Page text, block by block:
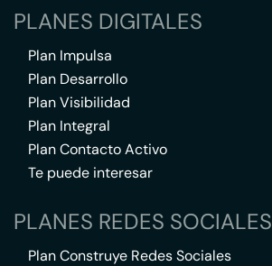
PLANES DIGITALES
Plan Impulsa
Plan Desarrollo
Plan Visibilidad
Plan Integral
Plan Contacto Activo
Te puede interesar
PLANES REDES SOCIALES
Plan Construye Redes Sociales